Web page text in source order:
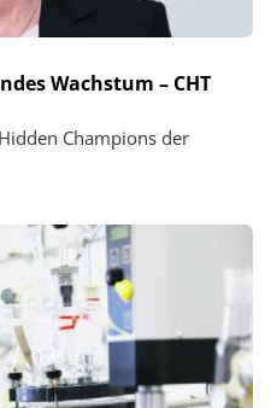
Wachstum – CHT
Champions der